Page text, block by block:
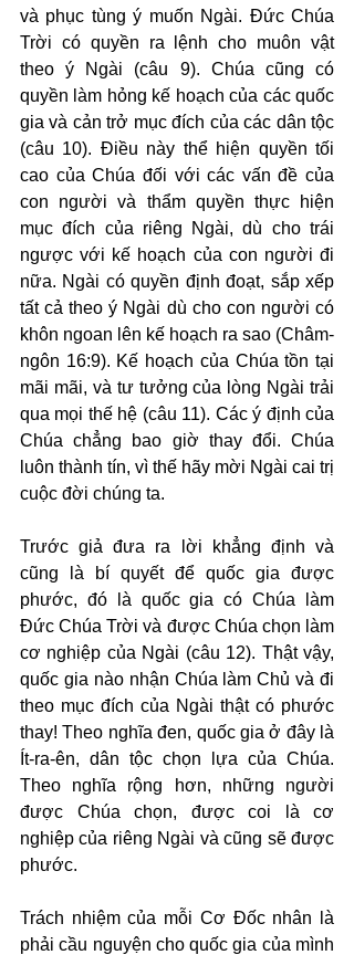
và phục tùng ý muốn Ngài. Đức Chúa
Trời có quyền ra lệnh cho muôn vật
theo ý Ngài (câu 9). Chúa cũng có
quyền làm hỏng kế hoạch của các quốc
gia và cản trở mục đích của các dân tộc
(câu 10). Điều này thể hiện quyền tối
cao của Chúa đối với các vấn đề của
con người và thẩm quyền thực hiện
mục đích của riêng Ngài, dù cho trái
ngược với kế hoạch của con người đi
nữa. Ngài có quyền định đoạt, sắp xếp
tất cả theo ý Ngài dù cho con người có
khôn ngoan lên kế hoạch ra sao (Châm-
ngôn 16:9). Kế hoạch của Chúa tồn tại
mãi mãi, và tư tưởng của lòng Ngài trải
qua mọi thế hệ (câu 11). Các ý định của
Chúa chẳng bao giờ thay đổi. Chúa
luôn thành tín, vì thế hãy mời Ngài cai trị
cuộc đời chúng ta.
Trước giả đưa ra lời khẳng định và
cũng là bí quyết để quốc gia được
phước, đó là quốc gia có Chúa làm
Đức Chúa Trời và được Chúa chọn làm
cơ nghiệp của Ngài (câu 12). Thật vậy,
quốc gia nào nhận Chúa làm Chủ và đi
theo mục đích của Ngài thật có phước
thay! Theo nghĩa đen, quốc gia ở đây là
Ít-ra-ên, dân tộc chọn lựa của Chúa.
Theo nghĩa rộng hơn, những người
được Chúa chọn, được coi là cơ
nghiệp của riêng Ngài và cũng sẽ được
phước.
Trách nhiệm của mỗi Cơ Đốc nhân là
phải cầu nguyện cho quốc gia của mình